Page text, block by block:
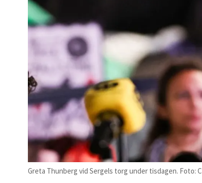
Greta Thunberg vid Sergels torg under tisdagen. Foto: